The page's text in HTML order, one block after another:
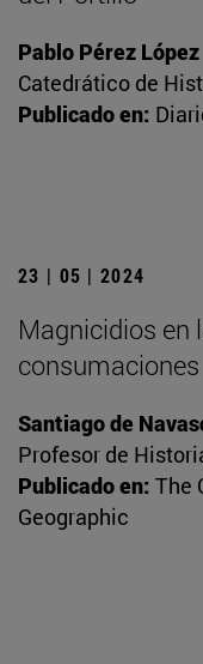
Pablo Pérez López
Catedrático de
Publicado en:
23 | 05 | 2024
Magnicidios en
consumaciones
Santiago de
Profesor de
Publicado en: The
Geographic